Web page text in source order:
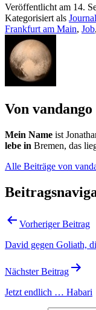
Veröffentlicht am 14.
Kategorisiert als Journal
Frankfurt am Main, Job,
Von vandango
Mein Name ist
lebe in Bremen, das
Alle Beiträge von
Vorheriger Beitrag
David gegen Goliath,
Nächster Beitrag
Jetzt endlich … Habari